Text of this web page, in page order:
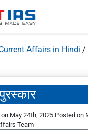
Affairs in Hindi /
May 24th, 2025 Posted on
Team